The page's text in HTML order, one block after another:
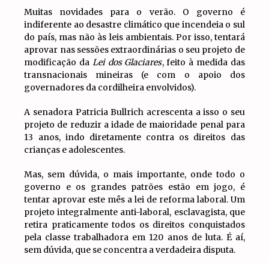
Muitas novidades para o verão. O governo é
indiferente ao desastre climático que incendeia o sul
do país, mas não às leis ambientais. Por isso, tentará
aprovar nas sessões extraordinárias o seu projeto de
modificação da Lei dos Glaciares, feito à medida das
transnacionais mineiras (e com o apoio dos
governadores da cordilheira envolvidos).
A senadora Patricia Bullrich acrescenta a isso o seu
projeto de reduzir a idade de maioridade penal para
13 anos, indo diretamente contra os direitos das
crianças e adolescentes.
Mas, sem dúvida, o mais importante, onde todo o
governo e os grandes patrões estão em jogo, é
tentar aprovar este mês a lei de reforma laboral. Um
projeto integralmente anti-laboral, esclavagista, que
retira praticamente todos os direitos conquistados
pela classe trabalhadora em 120 anos de luta. É aí,
sem dúvida, que se concentra a verdadeira disputa.